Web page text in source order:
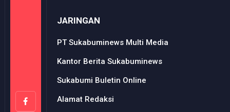
JARINGAN
PT Sukabuminews Multi Media
Kantor Berita Sukabuminews
Sukabumi Buletin Online
Alamat Redaksi